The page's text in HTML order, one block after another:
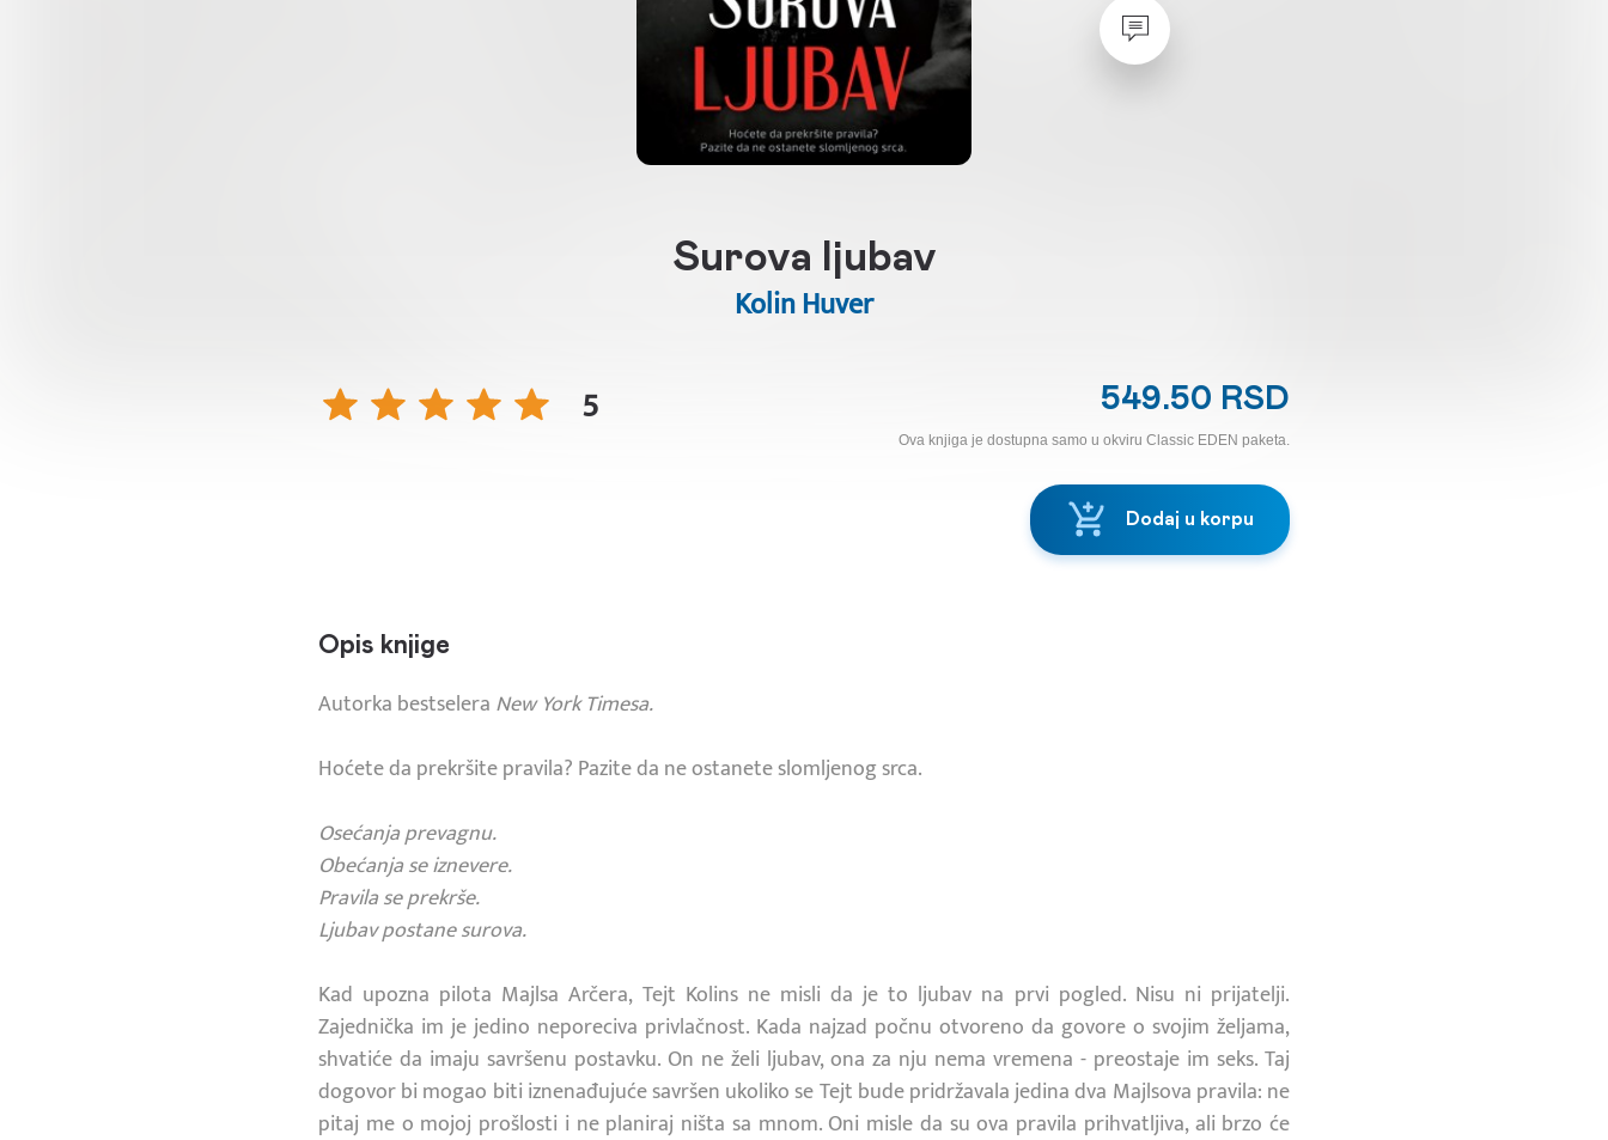
Surova ljubav
Kolin Huver
5 549.50 RSD
Ova knjiga je dostupna samo u okviru Classic EDEN paketa.
Dodaj u korpu
Opis knjige
Autorka bestselera New York Timesa.
Hoćete da prekršite pravila? Pazite da ne ostanete slomljenog srca.
Osećanja prevagnu.
Obećanja se iznevere.
Pravila se prekrše.
Ljubav postane surova.
Kad upozna pilota Majlsa Arčera, Tejt Kolins ne misli da je to ljubav na prvi pogled. Nisu ni prijatelji.
Zajednička im je jedino neporeciva privlačnost. Kada najzad počnu otvoreno da govore o svojim željama,
shvatiće da imaju savršenu postavku. On ne želi ljubav, ona za nju nema vremena - preostaje im seks. Taj
dogovor bi mogao biti iznenađujuće savršen ukoliko se Tejt bude pridržavala jedina dva Majlsova pravila: ne
pitaj me o mojoj prošlosti i ne planiraj ništa sa mnom. Oni misle da su ova pravila prihvatljiva, ali brzo će